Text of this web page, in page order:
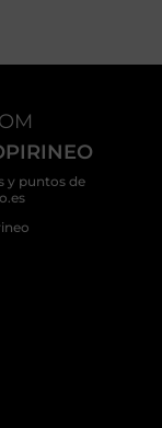
y puntos de